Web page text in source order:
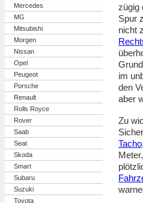
Mercedes
MG
Mitsubishi
Morgen
Nissan
Opel
Peugeot
Porsche
Renault
Rolls Royce
Rover
Saab
Seat
Skoda
Smart
Subaru
Suzuki
Toyota
zügig
Spur
nicht
im
den
aber
Zu
Tacho